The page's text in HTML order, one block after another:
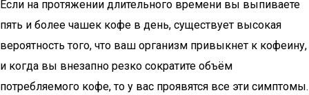
Если на протяжении длительного времени вы выпиваете
пять и более чашек кофе в день, существует высокая
вероятность того, что ваш организм привыкнет к кофеину,
и когда вы внезапно резко сократите объём
потребляемого кофе, то у вас проявятся все эти симптомы.